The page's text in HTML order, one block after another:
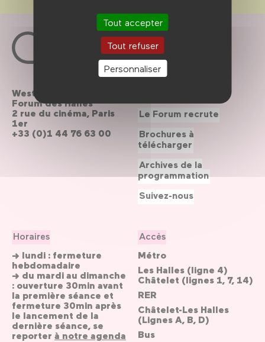
Tout accepter
Tout refuser
Personnaliser
Westfield
Forum des Halles
2 rue du cinéma, Paris
1er
+33 (0)1 44 76 63 00
Horaires
→ lundi : fermeture
hebdomadaire
→ du mardi au dimanche
: ouverture 30min avant
la première séance et
fermeture 30min après
le lancement de la
dernière séance, se
reporter à notre agenda
Accès
Métro
Les Halles (ligne 4)
Châtelet (lignes 1, 7, 14)
RER
Châtelet-Les Halles
(Lignes A, B, D)
Bus
Le Forum recrute
Brochures à
télécharger
Archives de la
programmation
Suivez-nous